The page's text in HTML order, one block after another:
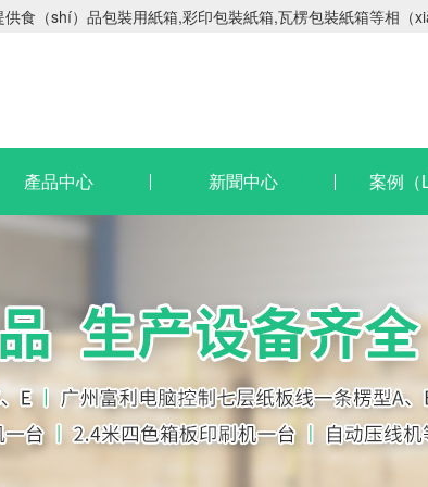
食（shí）品包裝用紙箱,彩印包裝紙箱,瓦楞包裝紙箱等相（
產品中心 新聞中心 案例（